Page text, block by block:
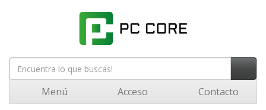
Menú Acceso Contacto